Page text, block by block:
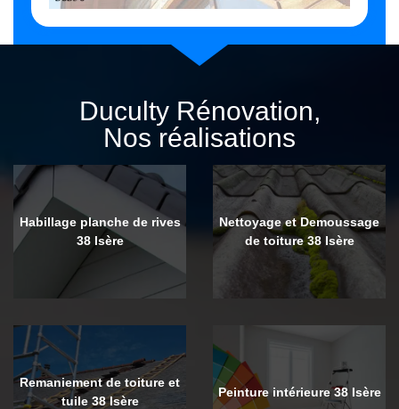
Duculty Rénovation,
Nos réalisations
Habillage planche de rives
38 Isère
Nettoyage et Demoussage
de toiture 38 Isère
Remaniement de toiture et
tuile 38 Isère
Peinture intérieure 38 Isère